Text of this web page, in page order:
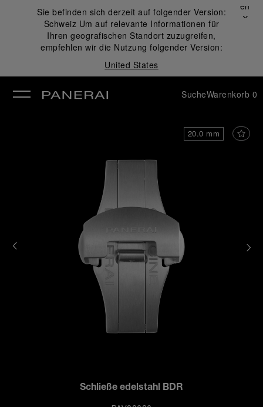
Sie befinden sich derzeit auf folgender Version:
Schweiz Um auf relevante Informationen für
Ihren geografischen Standort zuzugreifen,
empfehlen wir die Nutzung folgender Version:
United States
Schließen
✕
SucheWarenkorb 0
20.0 mm
Schließe edelstahl BDR